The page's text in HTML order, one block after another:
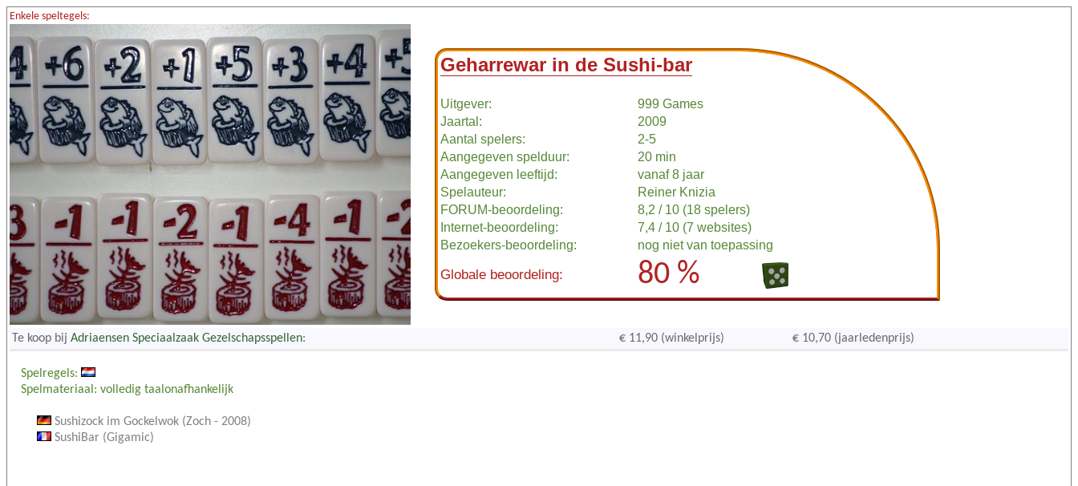
Enkele speltegels:
Geharrewar in de Sushi-bar
Uitgever:
999 Games
Jaartal:
2009
Aantal spelers:
2-5
Aangegeven spelduur:
20 min
Aangegeven leeftijd:
vanaf 8 jaar
Spelauteur:
Reiner Knizia
FORUM-beoordeling:
8,2 / 10 (18 spelers)
Internet-beoordeling:
7,4 / 10 (7 websites)
Bezoekers-beoordeling:
nog niet van toepassing
Globale beoordeling: 80 %
Te koop bij Adriaensen Speciaalzaak Gezelschapsspellen: € 11,90 (winkelprijs) € 10,70 (jaarledenprijs)
Spelregels:
Spelmateriaal: volledig taalonafhankelijk
Sushizock im Gockelwok (Zoch - 2008)
SushiBar (Gigamic)